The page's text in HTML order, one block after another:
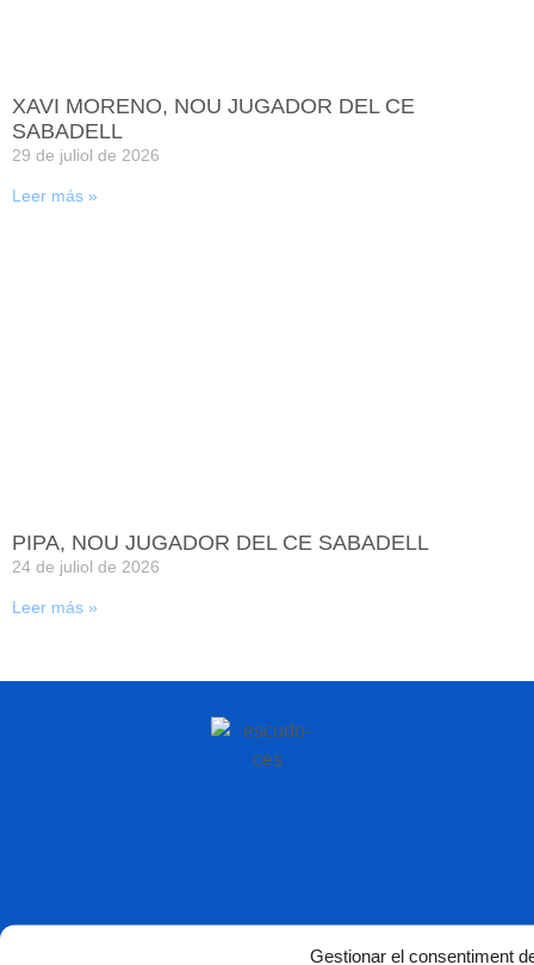
Gestionar el consentiment
XAVI MORENO, NOU JUGADOR DEL CE
SABADELL
29 de juliol de 2026
Leer más »
PIPA, NOU JUGADOR DEL CE SABADELL
24 de juliol de 2026
Leer más »